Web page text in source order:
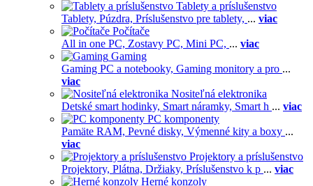
Tablety a príslušenstvo
Tablety, Púzdra, Príslušenstvo pre tablety, ... viac
Počítače
All in one PC, Zostavy PC, Mini PC, ... viac
Gaming
Gaming PC a notebooky, Gaming monitory a pro ...
viac
Nositeľná elektronika
Detské smart hodinky, Smart náramky, Smart h ... viac
PC komponenty
Pamäte RAM, Pevné disky, Výmenné kity a boxy ...
viac
Projektory a príslušenstvo
Projektory, Plátna, Držiaky, Príslušenstvo k p ... viac
Herné konzoly